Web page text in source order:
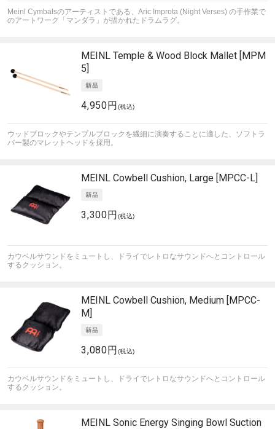
Meinl Cymbalsのアーティストである、Aric Improta (Night Verses) の手作業で
のアートワーク「マンダラ」が描かれたドラムラグ。
MEINL Temple & Wood Block Mallet [MPM
5]
4,950円 (税込)
ウッドブロックやテンプルブロックを繊細に演奏することに適した、ソフトラ
バー製のマレットヘッドを採用。
MEINL Cowbell Cushion, Large [MPCC-L]
3,300円 (税込)
カウベルサウンドをミュートし、ドライでレトロなサウンドへとコントロール
するクッション。
MEINL Cowbell Cushion, Medium [MPCC-
M]
3,080円 (税込)
カウベルサウンドをミュートし、ドライでレトロなサウンドへとコントロール
するクッション。
MEINL Sonic Energy Singing Bowl Suction